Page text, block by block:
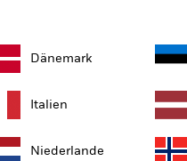
Dänemark
Italien
Niederlande